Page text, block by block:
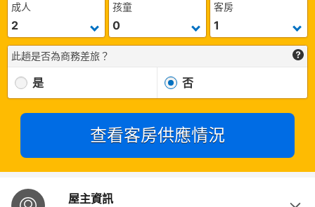
成人 孩童 客房
此趟是否為商務差旅？
是 否
查看客房供應情況
屋主資訊